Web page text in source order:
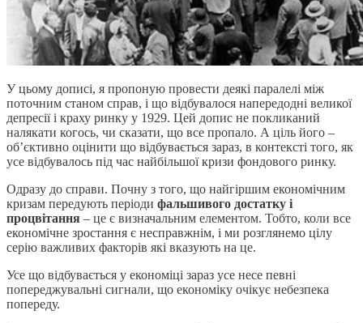
У цьому дописі, я пропоную провести деякі паралелі між
поточним станом справ, і що відбувалося напередодні великої
депресії і краху ринку у 1929. Цей допис не покликаний
налякати когось, чи сказати, що все пропало. А ціль його –
об’єктивно оцінити що відбувається зараз, в контексті того, як
усе відбувалось під час найбільшої кризи фондового ринку.
Одразу до справи. Почну з того, що найгіршим економічним
кризам передують періоди фальшивого достатку і
процвітання – це є визначальним елементом. Тобто, коли все
економічне зростання є несправжнім, і ми розглянемо цілу
серію важливих факторів які вказують на це.
Усе що відбувається у економіці зараз усе несе певні
попереджувальні сигнали, що економіку очікує небезпека
попереду.